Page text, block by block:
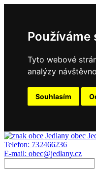
Používáme
Tyto webové
analýzy
Souhlasím
obec
Telefon: 732466236
E-mail: obec@jedlany.cz